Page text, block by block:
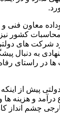
معاون فنی و
محاسبات کشور
شرکت های دولتی
به دنبال
در راستای
پیش از
درآمد و هزینه
چشم انداز